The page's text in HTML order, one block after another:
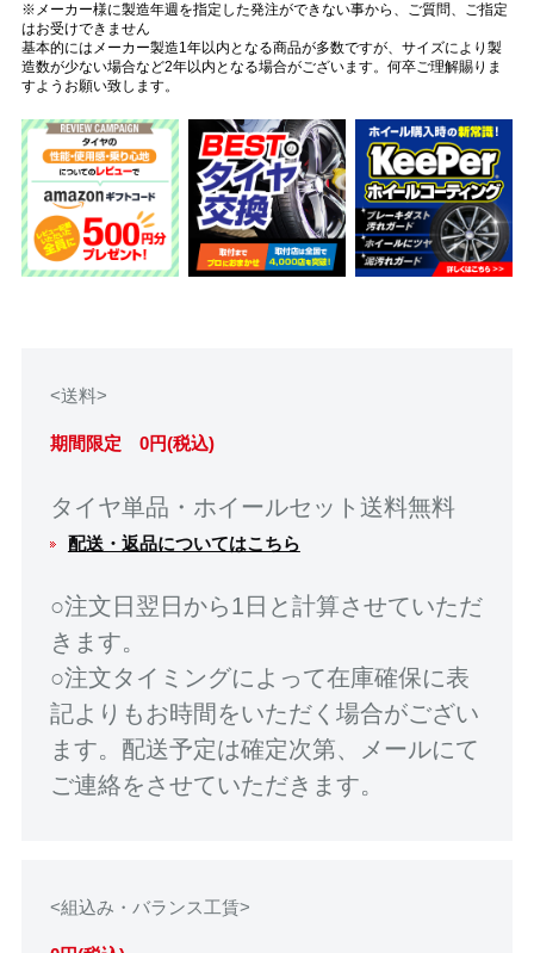
※メーカー様に製造年週を指定した発注ができない事から、ご質問、ご指定
はお受けできません
基本的にはメーカー製造1年以内となる商品が多数ですが、サイズにより製
造数が少ない場合など2年以内となる場合がございます。何卒ご理解賜りま
すようお願い致します。
<送料>
期間限定 0円(税込)
タイヤ単品・ホイールセット送料無料
配送・返品についてはこちら
○注文日翌日から1日と計算させていただ
きます。
○注文タイミングによって在庫確保に表
記よりもお時間をいただく場合がござい
ます。配送予定は確定次第、メールにて
ご連絡をさせていただきます。
<組込み・バランス工賃>